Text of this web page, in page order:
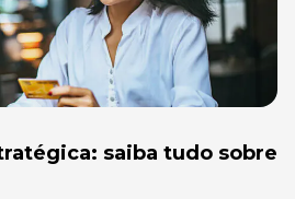
saiba tudo sobre